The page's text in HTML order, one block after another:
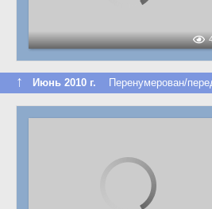
↑ Июнь 2010 г. Перенумерован/